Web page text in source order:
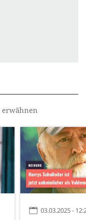
erwähnen
03.03.2025 -